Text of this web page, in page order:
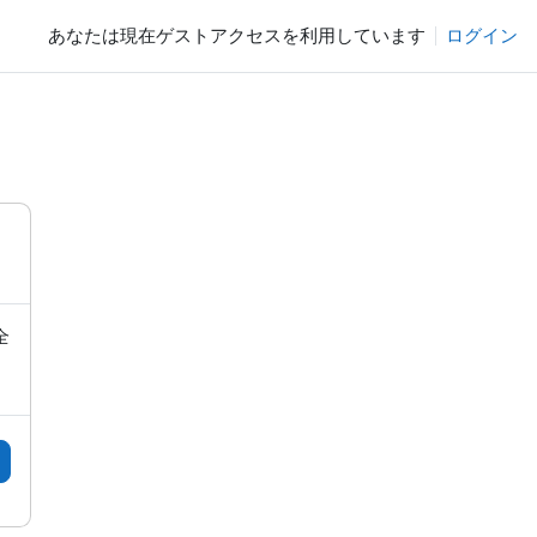
あなたは現在ゲストアクセスを利用しています ログイン